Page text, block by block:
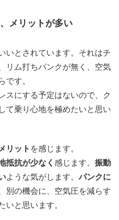
メリットが多い
いとされています。それはチ
リム打ちパンクが無く、空気
です。
スにする予定はないので、ク
て乗り心地を極めたいと思い
メリット を感じます。
抵抗が少なく 感じます。 振動
ような気がします。パンクに
別の機会に、空気圧を減らす
いと思います。